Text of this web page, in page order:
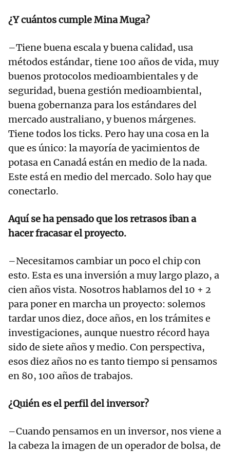
¿Y cuántos cumple Mina Muga?
–Tiene buena escala y buena calidad, usa
métodos estándar, tiene 100 años de vida, muy
buenos protocolos medioambientales y de
seguridad, buena gestión medioambiental,
buena gobernanza para los estándares del
mercado australiano, y buenos márgenes.
Tiene todos los ticks. Pero hay una cosa en la
que es único: la mayoría de yacimientos de
potasa en Canadá están en medio de la nada.
Este está en medio del mercado. Solo hay que
conectarlo.
Aquí se ha pensado que los retrasos iban a
hacer fracasar el proyecto.
–Necesitamos cambiar un poco el chip con
esto. Esta es una inversión a muy largo plazo, a
cien años vista. Nosotros hablamos del 10 + 2
para poner en marcha un proyecto: solemos
tardar unos diez, doce años, en los trámites e
investigaciones, aunque nuestro récord haya
sido de siete años y medio. Con perspectiva,
esos diez años no es tanto tiempo si pensamos
en 80, 100 años de trabajos.
¿Quién es el perfil del inversor?
–Cuando pensamos en un inversor, nos viene a
la cabeza la imagen de un operador de bolsa, de